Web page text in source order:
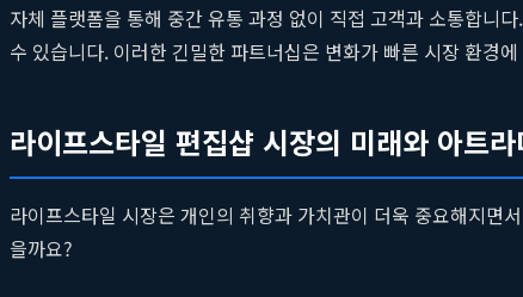
자체 플랫폼을 통해 중간 유통 과정 없이 직접 고객과 소통합니
수 있습니다. 이러한 긴밀한 파트너십은 변화가 빠른 시장 환경
라이프스타일 편집샵 시장의 미래와 아트
라이프스타일 시장은 개인의 취향과 가치관이 더욱 중요해지면
을까요?